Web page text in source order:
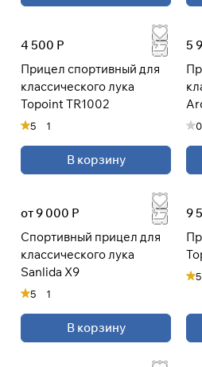
4 500 Р
Прицел спортивный для
классического лука
Topoint TR1002
5 1
В корзину
5
0
от 9 000 Р
Спортивный прицел для
классического лука
Sanlida X9
5 1
В корзину
9
5
об оплате Плайтом
Остались